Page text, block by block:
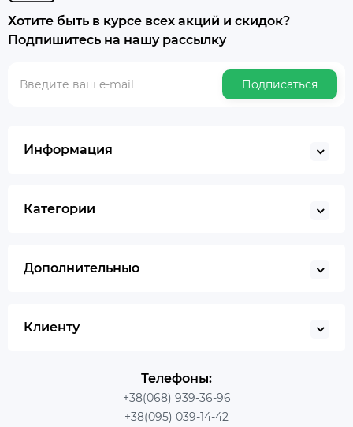
Хотите быть в курсе всех акций и скидок?
Подпишитесь на нашу рассылку
Подписаться
Информация
Категории
Дополнительныо
Клиенту
Телефоны:
+38(068) 939-36-96
+38(095) 039-14-42